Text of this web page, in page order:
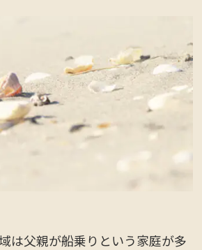
は父親が船乗りという家庭が多